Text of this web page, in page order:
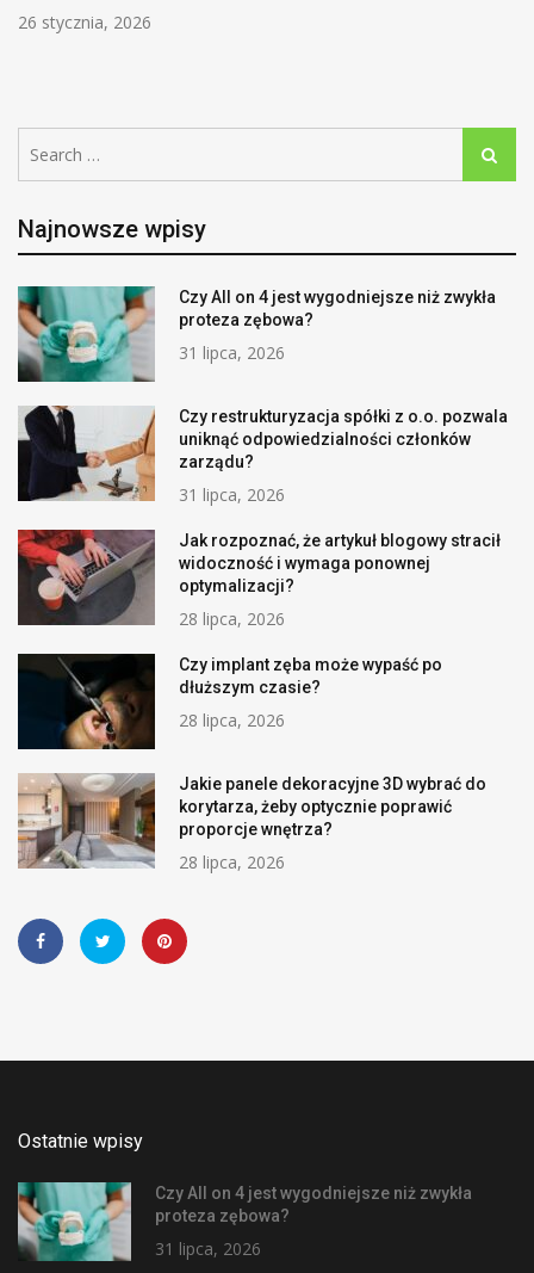
26 stycznia, 2026
for:
Search
Najnowsze wpisy
Czy All on 4 jest wygodniejsze niż zwykła
proteza zębowa?
31 lipca, 2026
Czy restrukturyzacja spółki z o.o. pozwala
uniknąć odpowiedzialności członków
zarządu?
31 lipca, 2026
Jak rozpoznać, że artykuł blogowy stracił
widoczność i wymaga ponownej
optymalizacji?
28 lipca, 2026
Czy implant zęba może wypaść po
dłuższym czasie?
28 lipca, 2026
Jakie panele dekoracyjne 3D wybrać do
korytarza, żeby optycznie poprawić
proporcje wnętrza?
28 lipca, 2026
Ostatnie wpisy
Czy All on 4 jest wygodniejsze niż zwykła
proteza zębowa?
31 lipca, 2026